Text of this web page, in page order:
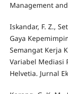
Management
Iskandar, F. Z.,
Gaya
Semangat Kerja
Variabel Mediasi
Helvetia. Jurnal